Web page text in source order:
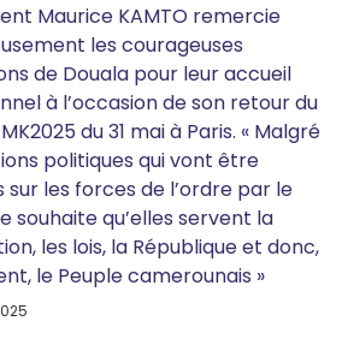
Maurice KAMTO remercie
les courageuses
de Douala pour leur accueil
à l’occasion de son retour du
du 31 mai à Paris. « Malgré
politiques qui vont être
sur les forces de l’ordre par le
souhaite qu’elles servent la
les lois, la République et donc,
le Peuple camerounais »